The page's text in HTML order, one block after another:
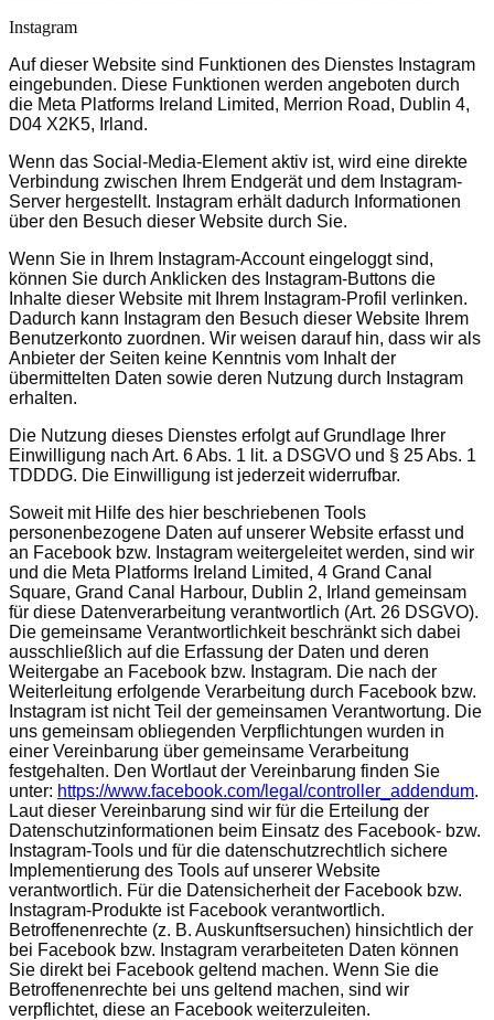
Instagram
Auf dieser Website sind Funktionen des Dienstes Instagram
eingebunden. Diese Funktionen werden angeboten durch
die Meta Platforms Ireland Limited, Merrion Road, Dublin 4,
D04 X2K5, Irland.
Wenn das Social-Media-Element aktiv ist, wird eine direkte
Verbindung zwischen Ihrem Endgerät und dem Instagram-
Server hergestellt. Instagram erhält dadurch Informationen
über den Besuch dieser Website durch Sie.
Wenn Sie in Ihrem Instagram-Account eingeloggt sind,
können Sie durch Anklicken des Instagram-Buttons die
Inhalte dieser Website mit Ihrem Instagram-Profil verlinken.
Dadurch kann Instagram den Besuch dieser Website Ihrem
Benutzerkonto zuordnen. Wir weisen darauf hin, dass wir als
Anbieter der Seiten keine Kenntnis vom Inhalt der
übermittelten Daten sowie deren Nutzung durch Instagram
erhalten.
Die Nutzung dieses Dienstes erfolgt auf Grundlage Ihrer
Einwilligung nach Art. 6 Abs. 1 lit. a DSGVO und § 25 Abs. 1
TDDDG. Die Einwilligung ist jederzeit widerrufbar.
Soweit mit Hilfe des hier beschriebenen Tools
personenbezogene Daten auf unserer Website erfasst und
an Facebook bzw. Instagram weitergeleitet werden, sind wir
und die Meta Platforms Ireland Limited, 4 Grand Canal
Square, Grand Canal Harbour, Dublin 2, Irland gemeinsam
für diese Datenverarbeitung verantwortlich (Art. 26 DSGVO).
Die gemeinsame Verantwortlichkeit beschränkt sich dabei
ausschließlich auf die Erfassung der Daten und deren
Weitergabe an Facebook bzw. Instagram. Die nach der
Weiterleitung erfolgende Verarbeitung durch Facebook bzw.
Instagram ist nicht Teil der gemeinsamen Verantwortung. Die
uns gemeinsam obliegenden Verpflichtungen wurden in
einer Vereinbarung über gemeinsame Verarbeitung
festgehalten. Den Wortlaut der Vereinbarung finden Sie
unter: https://www.facebook.com/legal/controller_addendum.
Laut dieser Vereinbarung sind wir für die Erteilung der
Datenschutzinformationen beim Einsatz des Facebook- bzw.
Instagram-Tools und für die datenschutzrechtlich sichere
Implementierung des Tools auf unserer Website
verantwortlich. Für die Datensicherheit der Facebook bzw.
Instagram-Produkte ist Facebook verantwortlich.
Betroffenenrechte (z. B. Auskunftsersuchen) hinsichtlich der
bei Facebook bzw. Instagram verarbeiteten Daten können
Sie direkt bei Facebook geltend machen. Wenn Sie die
Betroffenenrechte bei uns geltend machen, sind wir
verpflichtet, diese an Facebook weiterzuleiten.